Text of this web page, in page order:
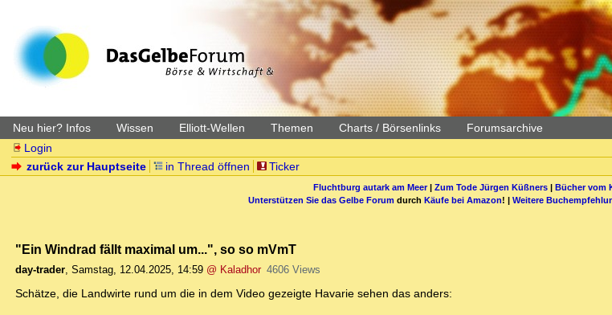
Neu hier? Infos Wissen Elliott-Wellen Themen Charts / Börsenlinks Forumsarchive
Login
zurück zur Hauptseite
in Thread öffnen Ticker
Fluchtburg autark am Meer| Zum Tode Jürgen Küßners| Bücher vom
Unterstützen Sie das Gelbe Forum durch Käufe bei Amazon! | Weitere
"Ein Windrad fällt maximal um...", so so mVmT
day-trader, Samstag, 12.04.2025, 14:59 @ Kaladhor 4606 Views
Schätze, die Landwirte rund um die in dem Video gezeigte Havarie sehen das anders: